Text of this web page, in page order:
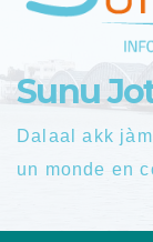
Sunu
Dalaal akk
un monde en